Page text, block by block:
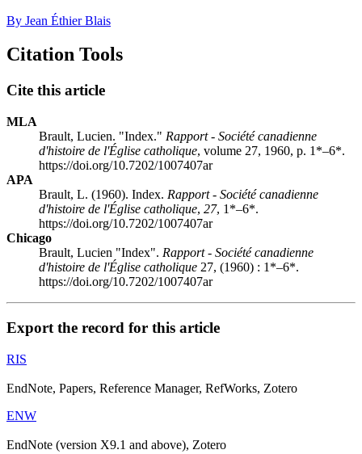
By Jean Éthier Blais
Citation Tools
Cite this article
MLA
Brault, Lucien. "Index." Rapport - Société canadienne
d'histoire de l'Église catholique, volume 27, 1960, p. 1*–6*.
https://doi.org/10.7202/1007407ar
APA
Brault, L. (1960). Index. Rapport - Société canadienne
d'histoire de l'Église catholique, 27, 1*–6*.
https://doi.org/10.7202/1007407ar
Chicago
Brault, Lucien "Index". Rapport - Société canadienne
d'histoire de l'Église catholique 27, (1960) : 1*–6*.
https://doi.org/10.7202/1007407ar
Export the record for this article
RIS
EndNote, Papers, Reference Manager, RefWorks, Zotero
ENW
EndNote (version X9.1 and above), Zotero